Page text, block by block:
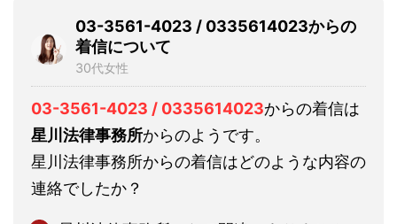
03-3561-4023 / 0335614023からの
着信について
30代女性
03-3561-4023 / 0335614023からの着信は
星川法律事務所からのようです。
星川法律事務所からの着信はどのような内容の
連絡でしたか？